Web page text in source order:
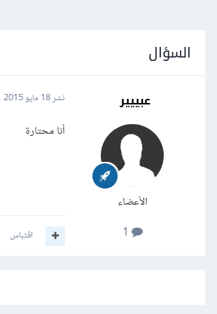
السؤال
عبييير
الأعضاء
نشر18 مايو 2015
أنا محتارة
اقتباس